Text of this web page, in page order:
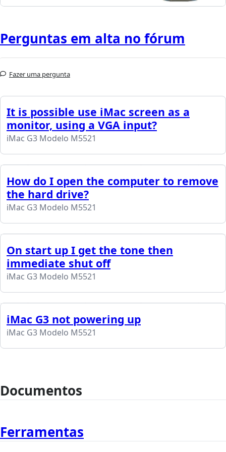
Perguntas em alta no fórum
Fazer uma pergunta
It is possible use iMac screen as a
monitor, using a VGA input?
iMac G3 Modelo M5521
How do I open the computer to remove
the hard drive?
iMac G3 Modelo M5521
On start up I get the tone then
immediate shut off
iMac G3 Modelo M5521
iMac G3 not powering up
iMac G3 Modelo M5521
Documentos
Ferramentas